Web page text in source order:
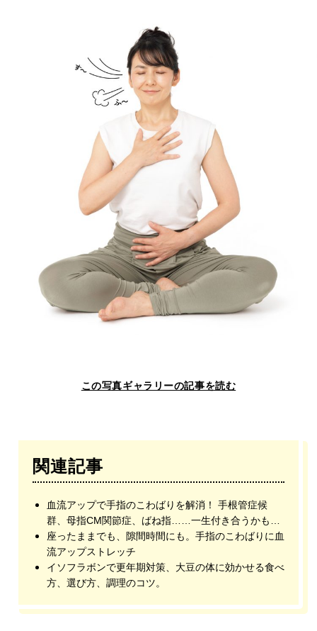
この写真ギャラリーの記事を読む
関連記事
血流アップで手指のこわばりを解消！ 手根管症候
群、母指CM関節症、ばね指……一生付き合うかもし
れない不調と対策
座ったままでも、隙間時間にも。手指のこわばりに血
流アップストレッチ
イソフラボンで更年期対策、大豆の体に効かせる食べ
方、選び方、調理のコツ。